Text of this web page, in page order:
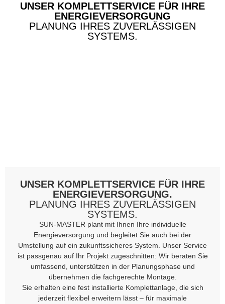
UNSER KOMPLETTSERVICE FÜR IHRE
ENERGIEVERSORGUNG
PLANUNG IHRES ZUVERLÄSSIGEN
SYSTEMS.
UNSER KOMPLETTSERVICE FÜR IHRE
ENERGIEVERSORGUNG.
PLANUNG IHRES ZUVERLÄSSIGEN
SYSTEMS.
SUN-MASTER plant mit Ihnen Ihre individuelle
Energieversorgung und begleitet Sie auch bei der
Umstellung auf ein zukunftssicheres System. Unser Service
ist passgenau auf Ihr Projekt zugeschnitten: Wir beraten Sie
umfassend, unterstützen in der Planungsphase und
übernehmen die fachgerechte Montage.
Sie erhalten eine fest installierte Komplettanlage, die sich
jederzeit flexibel erweitern lässt – für maximale